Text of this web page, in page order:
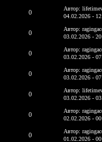
0
Автор:
04.02.2026 -
0
Автор:
03.02.2026 -
0
Автор:
03.02.2026 -
0
Автор:
03.02.2026 -
0
Автор:
03.02.2026 -
0
Автор:
02.02.2026 -
0
Автор:
01.02.2026 -